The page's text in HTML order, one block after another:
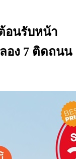
อนรับหน้า
อง 7 ติดถนน